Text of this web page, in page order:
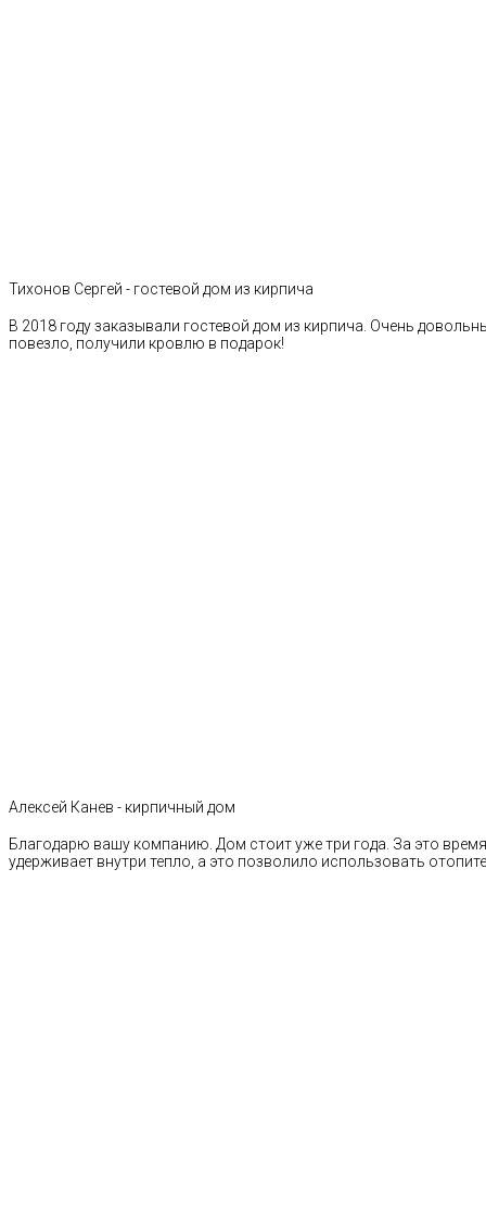
Тихонов Сергей - гостевой дом из кирпича
В 2018 году заказывали гостевой дом из кирпича. Очень
повезло, получили кровлю в подарок!
Алексей Канев - кирпичный дом
Благодарю вашу компанию. Дом стоит уже три года. За это
удерживает внутри тепло, а это позволило использовать